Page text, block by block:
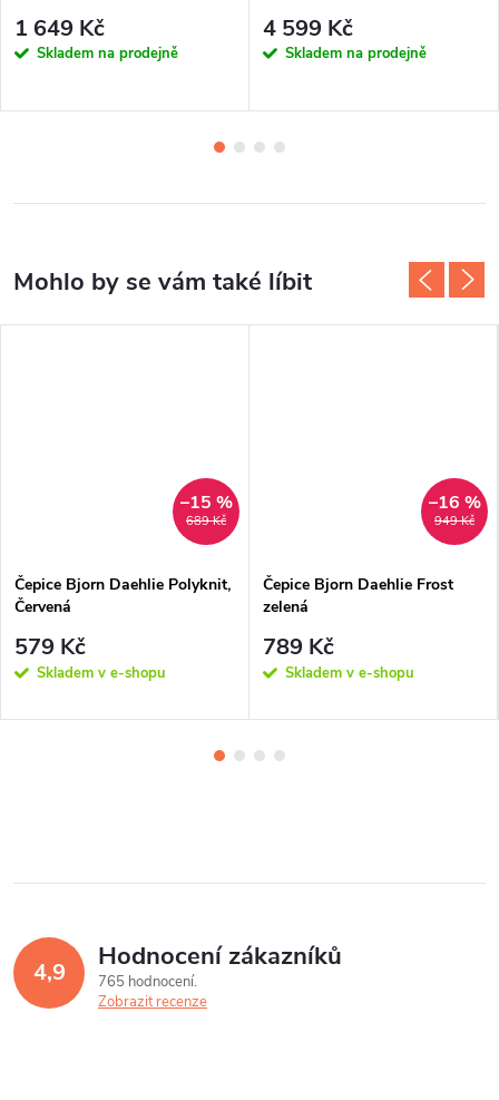
1 649 Kč
Skladem na prodejně
4 599 Kč
Skladem na prodejně
689 Kč
–15 %
Čepice Bjorn Daehlie Polyknit,
Červená
579 Kč
Skladem v e-shopu
949 Kč
–16 %
Čepice Bjorn Daehlie Frost
zelená
789 Kč
Skladem v e-shopu
4,9 Hodnocení zákazníků
765 hodnocení
Zobrazit recenze